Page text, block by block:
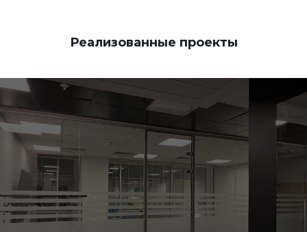
Реализованные проекты